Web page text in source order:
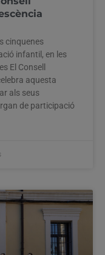
cinquenes
infantil, en les
El Consell
aquesta
als seus
de participació